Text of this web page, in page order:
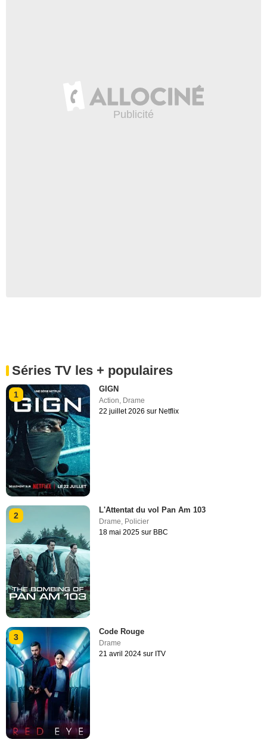
Séries TV les + populaires
1
GIGN
Action, Drame
22 juillet 2026 sur Netflix
2
L'Attentat du vol Pan Am 103
Drame, Policier
18 mai 2025 sur BBC
3
Code Rouge
Drame
21 avril 2024 sur ITV